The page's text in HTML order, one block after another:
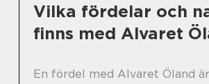
Vilka fördelar och
finns med Alvaret
En fördel med Alvaret Öland